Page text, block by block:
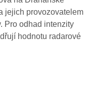
jejich provozovatelem
Pro odhad intenzity
hodnotu radarové